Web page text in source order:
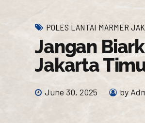
POLES LANTAI MARMER
Jangan
Jakarta
June 30, 2025 by